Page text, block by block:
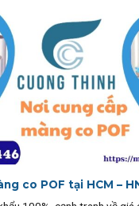
co POF tại HCM –